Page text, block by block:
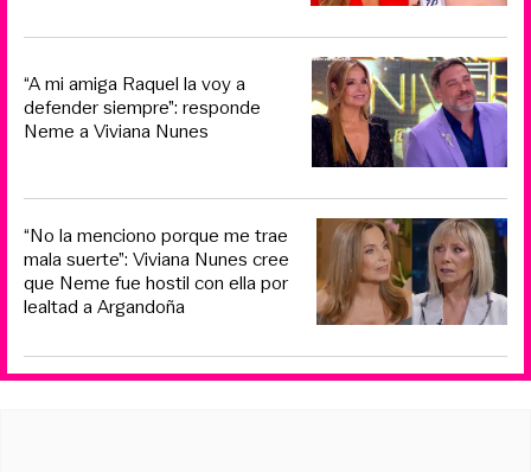
“A mi amiga Raquel la voy a
defender siempre”: responde
Neme a Viviana Nunes
“No la menciono porque me trae
mala suerte”: Viviana Nunes cree
que Neme fue hostil con ella por
lealtad a Argandoña